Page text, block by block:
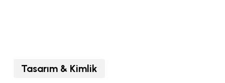
Tasarım & Kimlik